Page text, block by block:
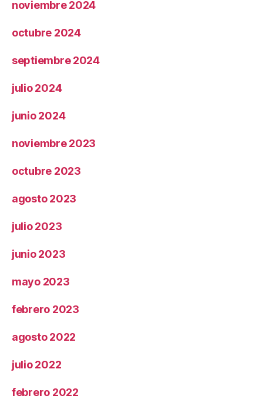
noviembre 2024
octubre 2024
septiembre 2024
julio 2024
junio 2024
noviembre 2023
octubre 2023
agosto 2023
julio 2023
junio 2023
mayo 2023
febrero 2023
agosto 2022
julio 2022
febrero 2022